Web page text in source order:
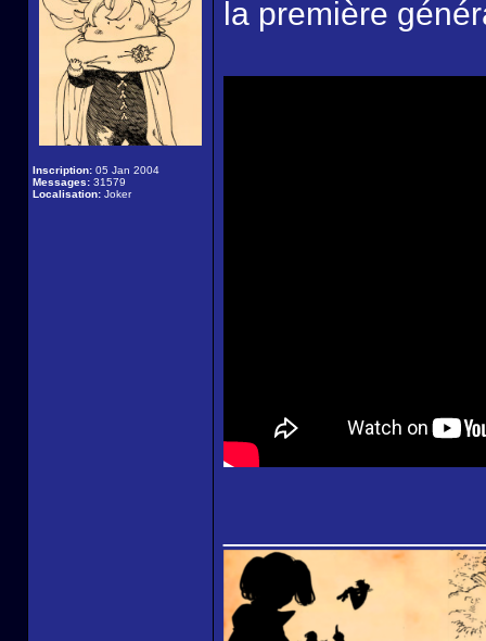
Inscription: 05 Jan 2004
Messages: 31579
Localisation: Joker
la première